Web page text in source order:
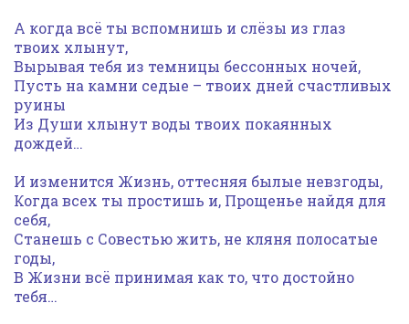
А когда всё ты вспомнишь и слёзы из глаз
твоих хлынут,
Вырывая тебя из темницы бессонных ночей,
Пусть на камни седые – твоих дней счастливых
руины
Из Души хлынут воды твоих покаянных
дождей…
И изменится Жизнь, оттесняя былые невзгоды,
Когда всех ты простишь и, Прощенье найдя для
себя,
Станешь с Совестью жить, не кляня полосатые
годы,
В Жизни всё принимая как то, что достойно
тебя…